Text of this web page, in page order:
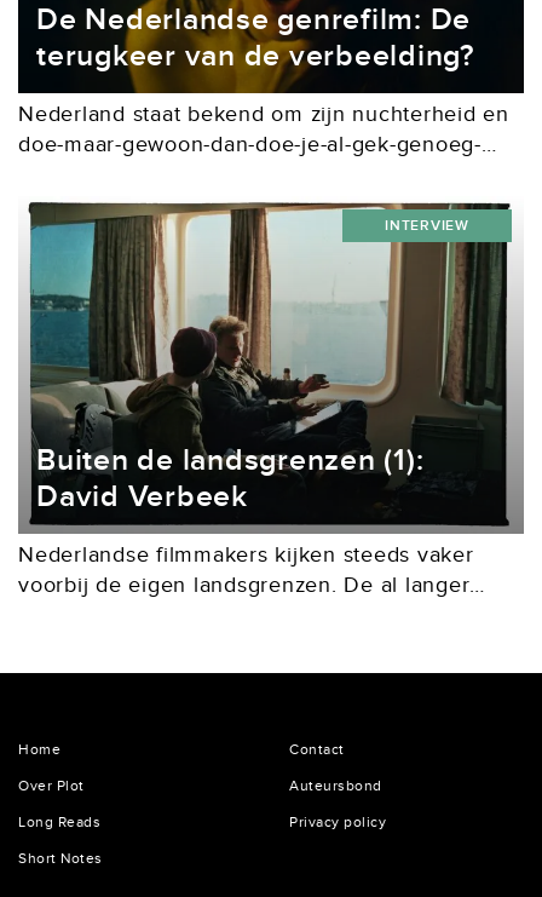
De Nederlandse genrefilm: De
terugkeer van de verbeelding?
Nederland staat bekend om zijn nuchterheid en
doe-maar-gewoon-dan-doe-je-al-gek-genoeg-
weerspiegeld in de films die we maken, waarin
het realisme de boventoon voert. Daar zijn een
aantal...
Buiten de landsgrenzen (1):
David Verbeek
Nederlandse filmmakers kijken steeds vaker
voorbij de eigen landsgrenzen. De al langer
spelende The Wolf, the Fox and the...
INTERVIEW
Home
Over Plot
Long Reads
Short Notes
Contact
Auteursbond
Privacy policy